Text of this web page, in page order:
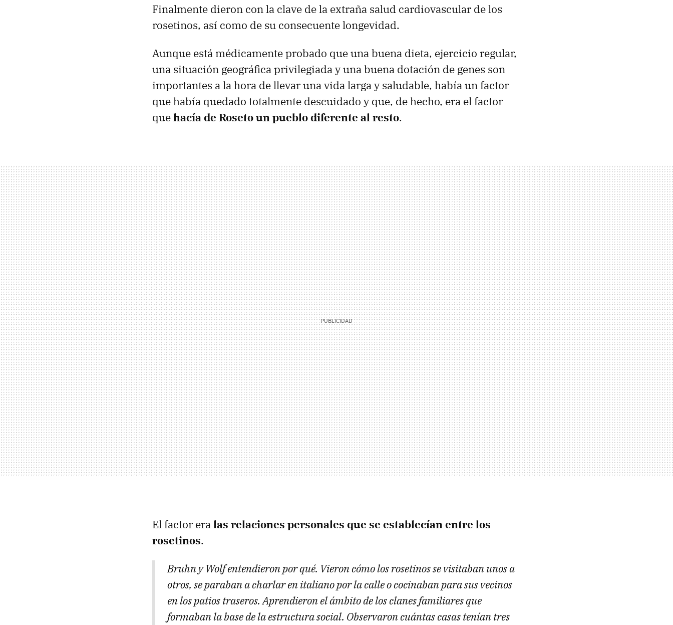
Finalmente dieron con la clave de la extraña salud cardiovascular de los
rosetinos, así como de su consecuente longevidad.
Aunque está médicamente probado que una buena dieta, ejercicio regular,
una situación geográfica privilegiada y una buena dotación de genes son
importantes a la hora de llevar una vida larga y saludable, había un factor
que había quedado totalmente descuidado y que, de hecho, era el factor
quehacía de Roseto un pueblo diferente al resto.
El factor eralas relaciones personales que se establecían entre los
rosetinos.
Bruhn y Wolf entendieron por qué. Vieron cómo los rosetinos se visitaban unos a
otros, se paraban a charlar en italiano por la calle o cocinaban para sus vecinos
en los patios traseros. Aprendieron el ámbito de los clanes familiares que
formaban la base de la estructura social. Observaron cuántas casas tenían tres